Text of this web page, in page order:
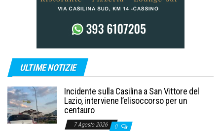
ULTIME NOTIZIE
Incidente sulla Casilina a San Vittore del
Lazio, interviene l’elisoccorso per un
centauro
7 Agosto 2026 0